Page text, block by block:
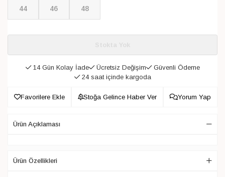
44 46 48
14 Gün Kolay İade Ücretsiz Değişim
Güvenli Ödeme
24 saat içinde kargoda
Favorilere Ekle Stoğa Gelince Haber Ver Yorum Yap
Ürün Açıklaması
Ürün Özellikleri